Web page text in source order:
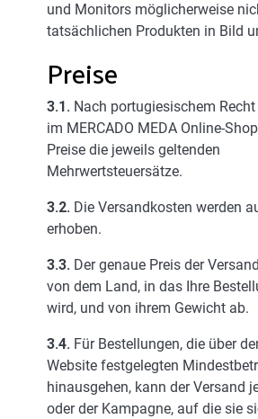
und Monitors möglicherweise
tatsächlichen Produkten in Bild
Preise
3.1. Nach portugiesischem
im MERCADO MEDA Online-
Preise die jeweils geltenden
Mehrwertsteuersätze.
3.2. Die Versandkosten werden
erhoben.
3.3. Der genaue Preis der
von dem Land, in das Ihre
wird, und von ihrem Gewicht ab.
3.4. Für Bestellungen, die über
Website festgelegten
hinausgehen, kann der Versand
oder der Kampagne, auf die sie